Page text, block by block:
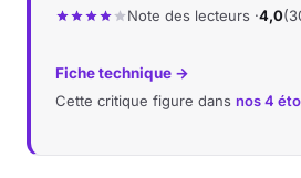
Note des lecteurs ·4,0
Fiche technique →
Cette critique figure dans nos 4